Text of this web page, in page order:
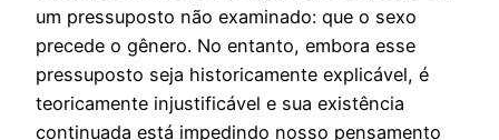
um pressuposto não examinado: que o sexo
precede o gênero. No entanto, embora esse
pressuposto seja historicamente explicável, é
teoricamente injustificável e sua existência
continuada está impedindo nosso pensamento